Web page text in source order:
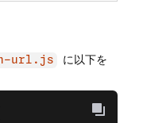
url.js
に以下を